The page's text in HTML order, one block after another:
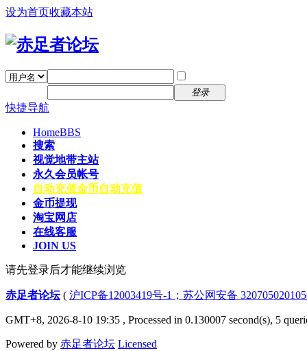
设为首页收藏本站
登录
快捷导航
HomeBBS
搜索
视觉地带主站
永久会员帐号
自动充值金币自动充值
金币提现
淘宝网店
在线客服
JOIN US
请先登录后才能继续浏览
赤足者论坛( 沪ICP备12003419号-1；苏公网安备
GMT+8, 2026-8-10 19:35 , Processed in 0.130007 second(s), 5
Powered by 赤足者论坛 Licensed